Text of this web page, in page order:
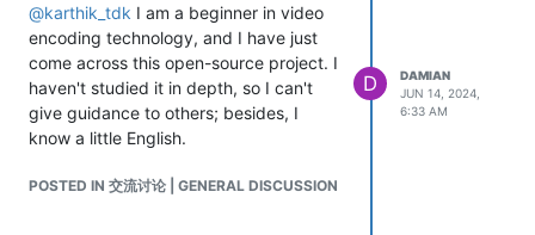
@karthik_tdk I am a beginner in video
encoding technology, and I have just
come across this open-source project. I
haven't studied it in depth, so I can't
give guidance to others; besides, I
know a little English.
POSTED IN 交流讨论 | GENERAL DISCUSSION
D
DAMIAN
JUN 14, 2024,
6:33 AM